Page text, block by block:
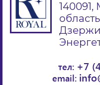
140091,
тел: +7
email: